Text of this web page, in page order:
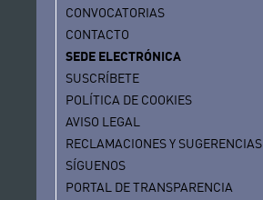
CONVOCATORIAS
CONTACTO
SEDE ELECTRÓNICA
SUSCRÍBETE
POLÍTICA DE COOKIES
AVISO LEGAL
RECLAMACIONES Y SUGERENCIAS
SÍGUENOS
PORTAL DE TRANSPARENCIA